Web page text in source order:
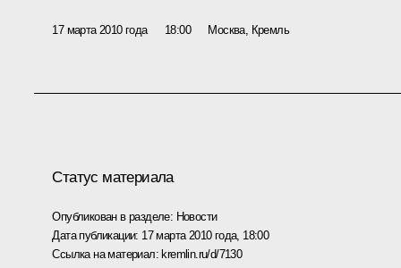
17 марта 2010 года 18:00 Москва, Кремль
Статус материала
Опубликован в разделе: Новости
Дата публикации: 17 марта 2010 года, 18:00
Ссылка на материал: kremlin.ru/d/7130